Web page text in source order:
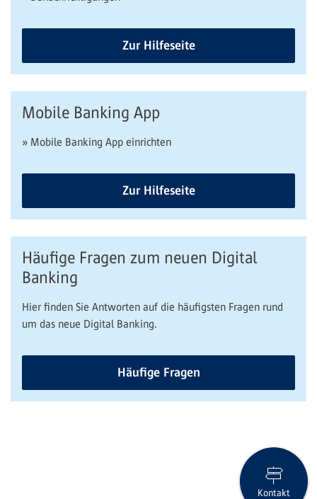
Zur Hilfeseite
Mobile Banking App
» Mobile Banking App einrichten
Zur Hilfeseite
Häufige Fragen zum neuen Digital
Banking
Hier finden Sie Antworten auf die häufigsten Fragen rund
um das neue Digital Banking.
Häufige Fragen
Kontakt